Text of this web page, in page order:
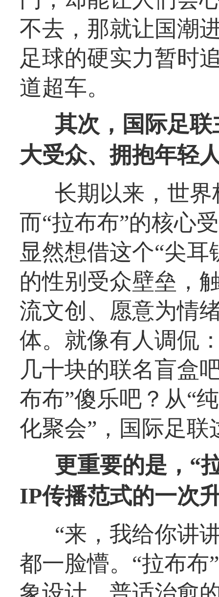
不去，那就让国潮
足球的硬实力暂时
道超车。
其次，国际足
大受众、拥抱年轻
长期以来，世
而“拉布布”的核心
显然想借这个“尖
的性别受众壁垒，
流文创、愿意为情
体。就像有人调侃
几十块的联名盲盒
布布”傻乐吧？从“
化聚会”，国际足
更重要的是，“
IP传播范式的一次
“来，我给你讲
都一脸懵。“拉布